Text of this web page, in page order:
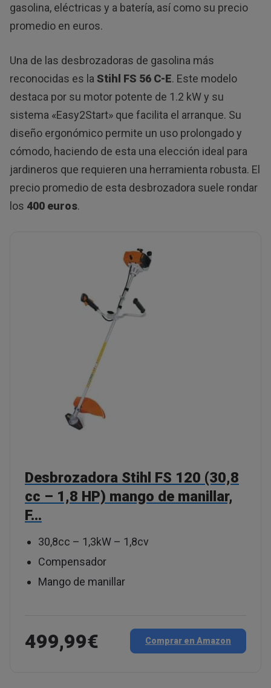
gasolina, eléctricas y a batería, así como su precio
promedio en euros.
Una de las desbrozadoras de gasolina más
reconocidas es la Stihl FS 56 C-E. Este modelo
destaca por su motor potente de 1.2 kW y su
sistema «Easy2Start» que facilita el arranque. Su
diseño ergonómico permite un uso prolongado y
cómodo, haciendo de esta una elección ideal para
jardineros que requieren una herramienta robusta. El
precio promedio de esta desbrozadora suele rondar
los 400 euros.
Desbrozadora Stihl FS 120 (30,8
cc – 1,8 HP) mango de manillar,
F…
30,8cc – 1,3kW – 1,8cv
Compensador
Mango de manillar
499,99€ Comprar en Amazon